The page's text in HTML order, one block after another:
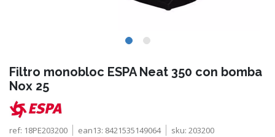
Filtro monobloc ESPA Neat 350 con bomba
Nox 25
ref: 18PE203200 ean13: 8421535149064 sku: 203200